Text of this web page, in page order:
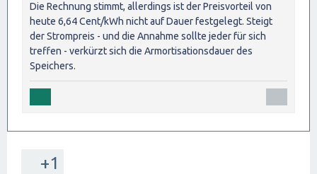
Die Rechnung stimmt, allerdings ist der Preisvorteil von
heute 6,64 Cent/kWh nicht auf Dauer festgelegt. Steigt
der Strompreis - und die Annahme sollte jeder für sich
treffen - verkürzt sich die Armortisationsdauer des
Speichers.
+1